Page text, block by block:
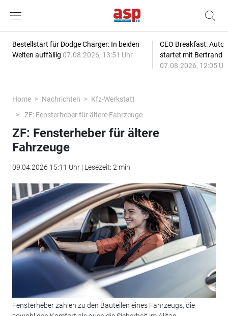
Bestellstart für Dodge Charger: In beiden
Welten auffällig 07.08.2026, 13:51 Uhr
CEO Breakfast:
startet mit Bertrand
07.08.2026, 12:05
Home Nachrichten
Kfz-Werkstatt
ZF: Fensterheber für ältere Fahrzeuge
ZF: Fensterheber für ältere
Fahrzeuge
09.04.2026 15:11 Uhr | Lesezeit: 2 min
Fensterheber zählen zu den Bauteilen eines Fahrzeugs, die